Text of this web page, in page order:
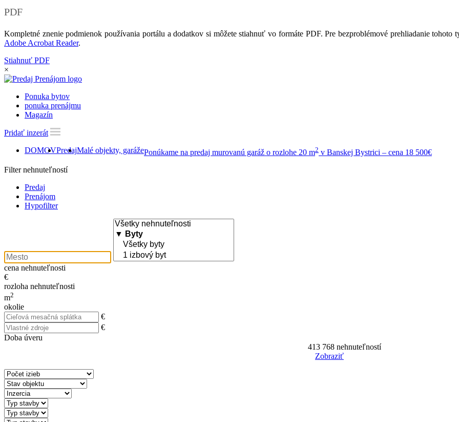
PDF
Kompletné znenie podmienok používania portálu a dodatkov si môžete stiahnuť vo formáte PDF. Pre bezproblémové prehliadanie
Adobe Acrobat Reader.
Stiahnuť PDF
×
Ponuka bytov
ponuka prenájmu
Magazín
Pridať inzerát
DOMOVPredajMalé objekty, garážePonúkame na predaj murovanú garáž o rozlohe 20 m2 v Banskej Bystrici – cena 18 500€
Filter nehnuteľností
Predaj
Prenájom
Hypofilter
cena nehnuteľnosti
€
rozloha nehnuteľnosti
m2
okolie
€
€
Doba úveru
413 768nehnuteľností
Zobraziť